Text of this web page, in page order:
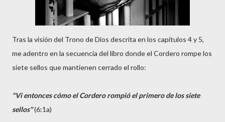
Tras la visión del Trono de Dios descrita en los capítulos 4 y 5,
me adentro en la secuencia del libro donde el Cordero rompe los
siete sellos que mantienen cerrado el rollo:
"Vi entonces cómo el Cordero rompió el primero de los siete
sellos"(6:1a)